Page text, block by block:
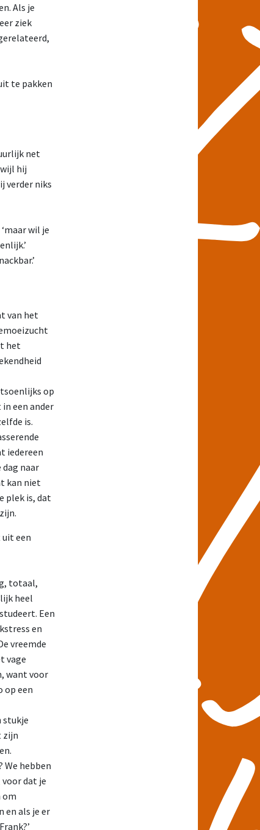
Als je
ziek
te pakken
net
hij
verder niks
wil je
van het
het
op
een ander
is.
iedereen
naar
kan niet
plek is, dat
uit een
totaal,
heel
Een
en
vreemde
vage
want voor
op een
stukje
zijn
We hebben
dat je
om
en als je er